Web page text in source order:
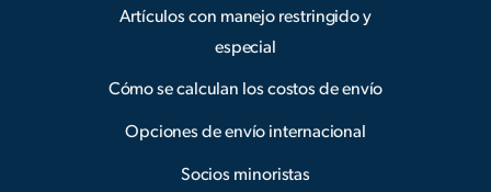
Artículos con manejo restringido y
especial
Cómo se calculan los costos de envío
Opciones de envío internacional
Socios minoristas